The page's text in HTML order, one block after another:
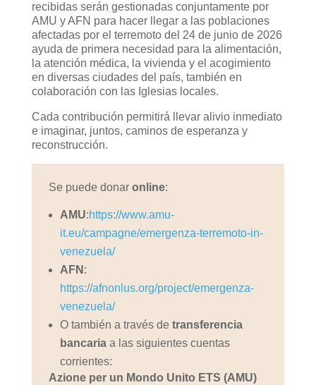
recibidas serán gestionadas conjuntamente por
AMU y AFN para hacer llegar a las poblaciones
afectadas por el terremoto del 24 de junio de 2026
ayuda de primera necesidad para la alimentación,
la atención médica, la vivienda y el acogimiento
en diversas ciudades del país, también en
colaboración con las Iglesias locales.
Cada contribución permitirá llevar alivio inmediato
e imaginar, juntos, caminos de esperanza y
reconstrucción.
Se puede donar online:
AMU:https://www.amu-
it.eu/campagne/emergenza-terremoto-in-
venezuela/
AFN :
https://afnonlus.org/project/emergenza-
venezuela/
O también a través de transferencia
bancaria a las siguientes cuentas
corrientes:
Azione per un Mondo Unito ETS (AMU)